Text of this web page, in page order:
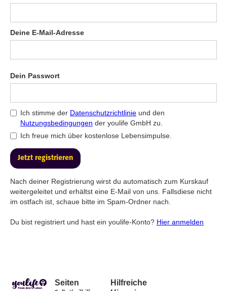
Deine E-Mail-Adresse
Dein Passwort
Ich stimme der Datenschutzrichtlinie und den
Nutzungsbedingungen der youlife GmbH zu.
Ich freue mich über kostenlose Lebensimpulse.
Nach deiner Registrierung wirst du automatisch zum Kurskauf
weitergeleitet und erhältst eine E-Mail von uns. Fallsdiese nicht
im ostfach ist, schaue bitte im Spam-Ordner nach.
Du bist registriert und hast ein youlife-Konto? Hier anmelden
Seiten
Hilfreiche